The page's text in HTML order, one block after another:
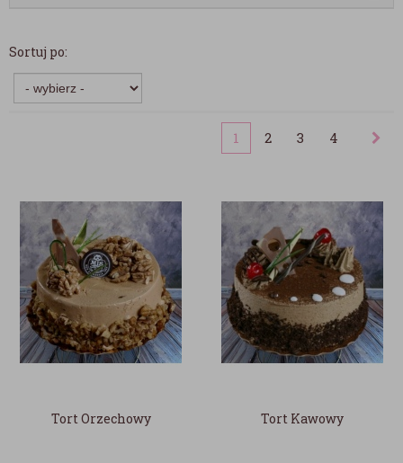
Sortuj po:
1 2 3 4
Tort Orzechowy Tort Kawowy